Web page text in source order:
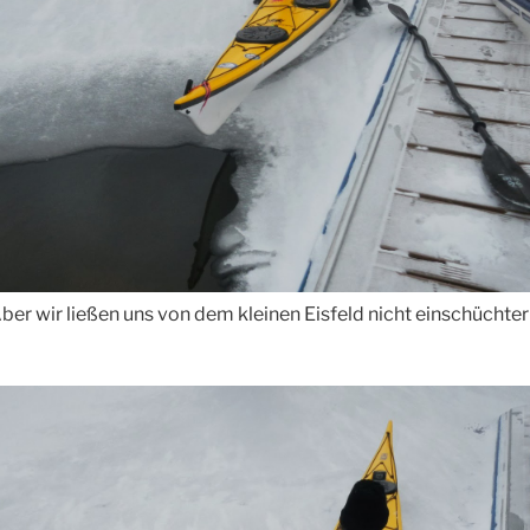
wir ließen uns von dem kleinen Eisfeld nicht